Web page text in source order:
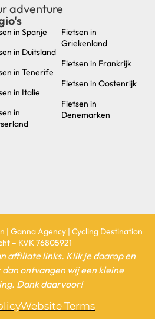
adventure
in Spanje
in Duitsland
in Tenerife
in Italie
in
Fietsen in
Griekenland
Fietsen in Frankrijk
Fietsen in Oostenrijk
Fietsen in
Denemarken
| Ganna Agency | Cycling Destination
– KVK 76805921
affiliate links. Klik je daarop en
dan ontvangen wij een kleine
Dank daarvoor!
Website Terms